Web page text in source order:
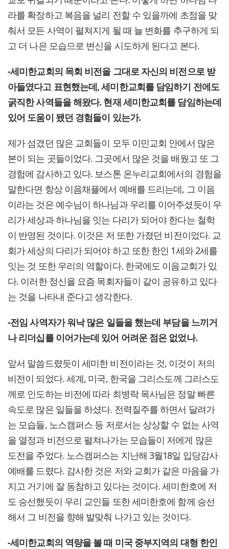
라를 확장하고 복음을 널리 전할 수 있을까에 초점을 맞
춰서 모든 사역이 펼쳐지게 될 때 늘 변화를 추구하게 되
고 더 나은 모습으로 변신을 시도하게 된다고 본다.
-세미한교회의 목회 비전을 그대로 자신의 비전으로 받
아들였다고 표현했는데, 세미한교회를 담임하기 전에도
굵직한 사역들을 해왔다. 현재 세미한교회를 담임하는데
있어 도움이 됐던 경험들이 있는가.
제가 섬겼던 많은 교회들이 모두 이민교회 안에서 많은
본이 되는 곳들이었다. 그곳에서 많은 것을 배웠고 또 그
경험에 감사하고 있다. 보스톤 온누리교회에서의 경험을
말한다면 항상 이음채플에서 예배를 드리는데, 그 이음
이라는 것은 예수님이 하나님과 우리를 이어주셨듯이 우
리가 세상과 하나님을 잇는 다리가 되어야 한다는 철학
이 반영된 것이다. 이것은 저 또한 가졌던 비전이었다. 교
회가 세상의 다리가 되어야 하고 또한 한인 1세와 2세를
잇는 것 또한 우리의 역할이다. 한국에도 이음교회가 있
다. 이러한 정신을 요즘 목회자들이 같이 공유하고 있다
는 것을 나타내 준다고 생각한다.
-전임 사역자가 워낙 많은 일들을 했는데 부담을 느끼거
나 리더십를 이어가는데 있어 어려운 점은 없었나.
앞서 말씀드렸듯이 세미한 비전이라는 것, 이것이 저의
비전이 되었다. 세계, 미국, 한국을 그리스도께 그리스도
께로 인도하는 비전에 따라 최병락 목사님은 정말 빠른
속도로 많은 일들을 하셨다. 전력질주를 하면서 달려가
는 모습들, 노스캠퍼스 등 저로서는 상상할 수 없는 사역
을 열정과 비전으로 펼쳐나가는 모습들이 저에게 많은
도전을 주었다. 노스캠퍼스는 지난해 3월18일 입당감사
예배를 드렸다. 감사한 것은 저와 교회가 같은 마음을 가
지고 거기에 잘 동참하고 있다는 것이다. 세미한호에 저
도 승선했듯이 우리 교인들 또한 세미한호에 함께 승선
해서 그 비전을 향해 발맞춰 나가고 있는 것이다.
-세미한교회의 역량을 볼 때 미국 중부지역의 대형 한인